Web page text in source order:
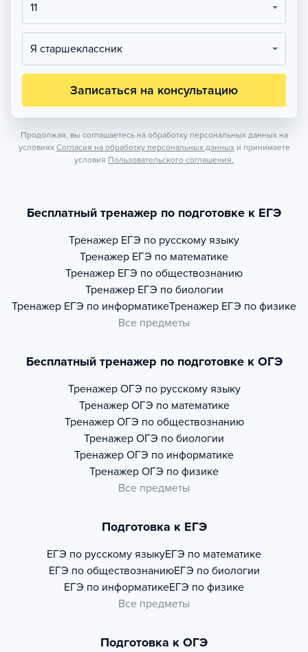
11
Я старшеклассник
Записаться на консультацию
Продолжая, вы соглашаетесь на обработку персональных данных на
условиях Согласия на обработку персональных данных и принимаете
условия Пользовательского соглашения.
Бесплатный тренажер по подготовке к ЕГЭ
Тренажер ЕГЭ по русскому языку
Тренажер ЕГЭ по математике
Тренажер ЕГЭ по обществознанию
Тренажер ЕГЭ по биологии
Тренажер ЕГЭ по информатикеТренажер ЕГЭ по физике
Все предметы
Бесплатный тренажер по подготовке к ОГЭ
Тренажер ОГЭ по русскому языку
Тренажер ОГЭ по математике
Тренажер ОГЭ по обществознанию
Тренажер ОГЭ по биологии
Тренажер ОГЭ по информатике
Тренажер ОГЭ по физике
Все предметы
Подготовка к ЕГЭ
ЕГЭ по русскому языкуЕГЭ по математике
ЕГЭ по обществознаниюЕГЭ по биологии
ЕГЭ по информатикеЕГЭ по физике
Все предметы
Подготовка к ОГЭ